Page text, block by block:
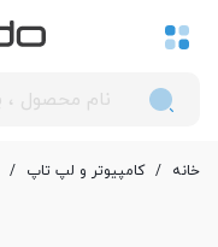
خانه / کامپیوتر و لپ تاپ /